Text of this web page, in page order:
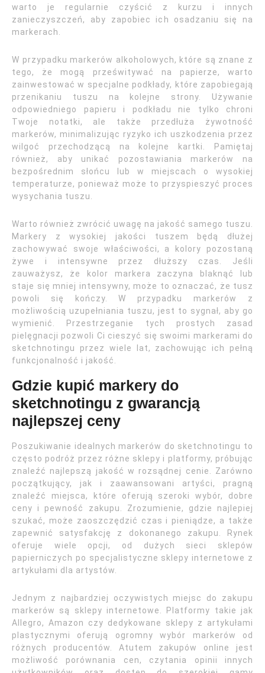
warto je regularnie czyścić z kurzu i innych
zanieczyszczeń, aby zapobiec ich osadzaniu się na
markerach.
W przypadku markerów alkoholowych, które są znane z
tego, że mogą prześwitywać na papierze, warto
zainwestować w specjalne podkłady, które zapobiegają
przenikaniu tuszu na kolejne strony. Używanie
odpowiedniego papieru i podkładu nie tylko chroni
Twoje notatki, ale także przedłuża żywotność
markerów, minimalizując ryzyko ich uszkodzenia przez
wilgoć przechodzącą na kolejne kartki. Pamiętaj
również, aby unikać pozostawiania markerów na
bezpośrednim słońcu lub w miejscach o wysokiej
temperaturze, ponieważ może to przyspieszyć proces
wysychania tuszu.
Warto również zwrócić uwagę na jakość samego tuszu.
Markery z wysokiej jakości tuszem będą dłużej
zachowywać swoje właściwości, a kolory pozostaną
żywe i intensywne przez dłuższy czas. Jeśli
zauważysz, że kolor markera zaczyna blaknąć lub
staje się mniej intensywny, może to oznaczać, że tusz
powoli się kończy. W przypadku markerów z
możliwością uzupełniania tuszu, jest to sygnał, aby go
wymienić. Przestrzeganie tych prostych zasad
pielęgnacji pozwoli Ci cieszyć się swoimi markerami do
sketchnotingu przez wiele lat, zachowując ich pełną
funkcjonalność i jakość.
Gdzie kupić markery do
sketchnotingu z gwarancją
najlepszej ceny
Poszukiwanie idealnych markerów do sketchnotingu to
często podróż przez różne sklepy i platformy, próbując
znaleźć najlepszą jakość w rozsądnej cenie. Zarówno
początkujący, jak i zaawansowani artyści, pragną
znaleźć miejsca, które oferują szeroki wybór, dobre
ceny i pewność zakupu. Zrozumienie, gdzie najlepiej
szukać, może zaoszczędzić czas i pieniądze, a także
zapewnić satysfakcję z dokonanego zakupu. Rynek
oferuje wiele opcji, od dużych sieci sklepów
papierniczych po specjalistyczne sklepy internetowe z
artykułami dla artystów.
Jednym z najbardziej oczywistych miejsc do zakupu
markerów są sklepy internetowe. Platformy takie jak
Allegro, Amazon czy dedykowane sklepy z artykułami
plastycznymi oferują ogromny wybór markerów od
różnych producentów. Atutem zakupów online jest
możliwość porównania cen, czytania opinii innych